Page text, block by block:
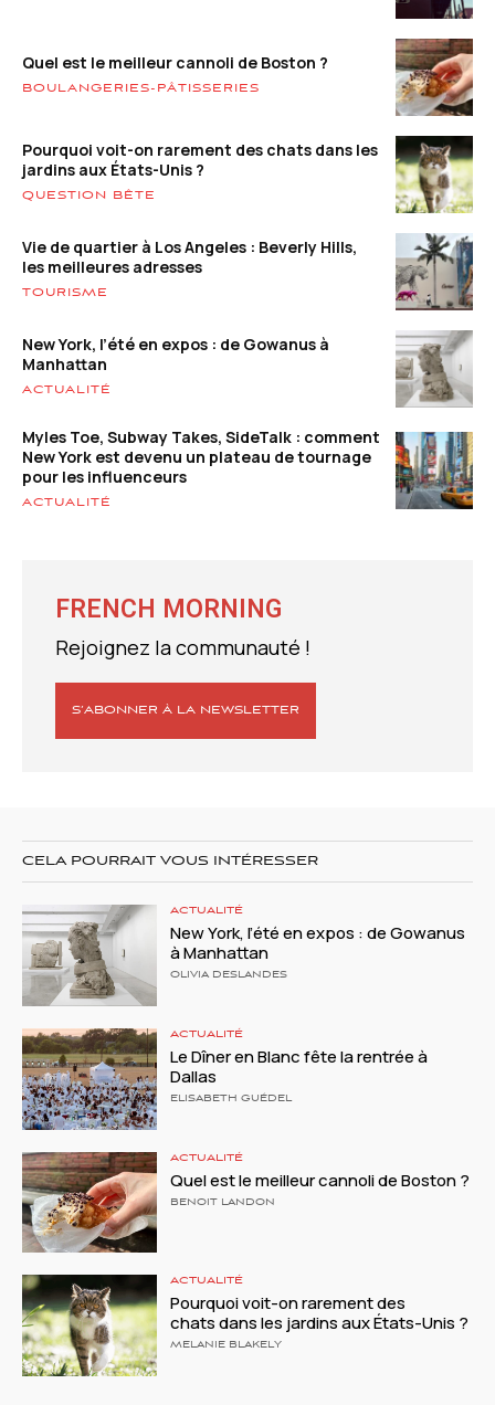
Quel est le meilleur cannoli de Boston ?
BOULANGERIES-PÂTISSERIES
Pourquoi voit-on rarement des chats dans les
jardins aux États-Unis ?
QUESTION BÊTE
Vie de quartier à Los Angeles : Beverly Hills,
les meilleures adresses
TOURISME
New York, l’été en expos : de Gowanus à
Manhattan
ACTUALITÉ
Myles Toe, Subway Takes, SideTalk : comment
New York est devenu un plateau de tournage
pour les influenceurs
ACTUALITÉ
FRENCH MORNING
Rejoignez la communauté !
S’ABONNER À LA NEWSLETTER
CELA POURRAIT VOUS INTÉRESSER
ACTUALITÉ
New York, l’été en expos : de Gowanus
à Manhattan
OLIVIA DESLANDES
ACTUALITÉ
Le Dîner en Blanc fête la rentrée à
Dallas
ELISABETH GUÉDEL
ACTUALITÉ
Quel est le meilleur cannoli de Boston ?
BENOIT LANDON
ACTUALITÉ
Pourquoi voit-on rarement des
chats dans les jardins aux États-Unis ?
MELANIE BLAKELY